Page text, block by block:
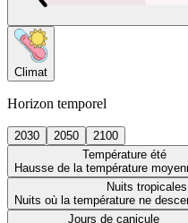
Climat
Horizon temporel
2030 2050
2100
Température été
Hausse de la température
Nuits tropicales
Nuits où la température ne
Jours de canicule